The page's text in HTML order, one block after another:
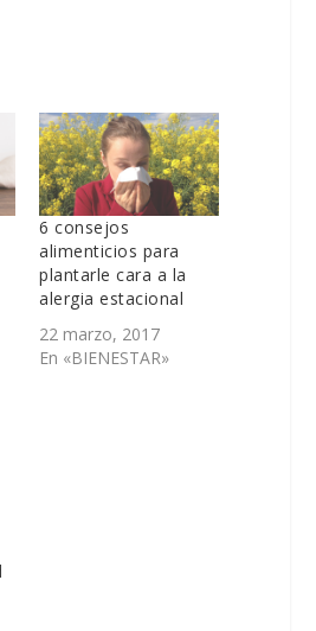
6 consejos
alimenticios para
plantarle cara a la
alergia estacional
22 marzo, 2017
En «BIENESTAR»